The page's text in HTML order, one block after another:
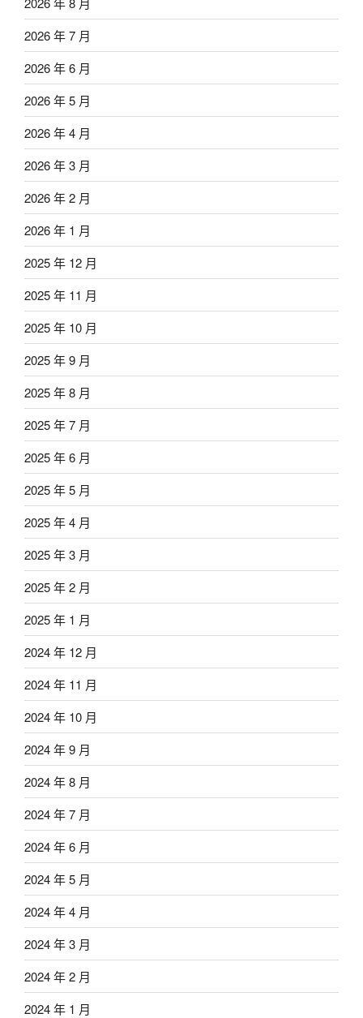
2026 年 7 月
2026 年 6 月
2026 年 5 月
2026 年 4 月
2026 年 3 月
2026 年 2 月
2026 年 1 月
2025 年 12 月
2025 年 11 月
2025 年 10 月
2025 年 9 月
2025 年 8 月
2025 年 7 月
2025 年 6 月
2025 年 5 月
2025 年 4 月
2025 年 3 月
2025 年 2 月
2025 年 1 月
2024 年 12 月
2024 年 11 月
2024 年 10 月
2024 年 9 月
2024 年 8 月
2024 年 7 月
2024 年 6 月
2024 年 5 月
2024 年 4 月
2024 年 3 月
2024 年 2 月
2024 年 1 月